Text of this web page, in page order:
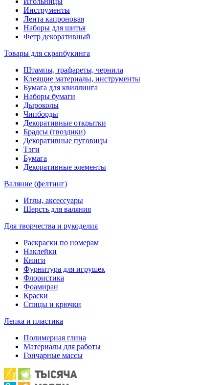
Инструменты
Лента капроновая
Наборы для шитья
Фетр декоративный
Товары для скрапбукинга
Штампы, трафареты, чернила
Клеящие материалы, инструменты
Бумага для квиллинга
Наборы бумаги
Дыроколы
Чипборды
Декоративные открытки
Брадсы (гвоздики)
Декоративные пуговицы
Тэги
Бумага
Декоративные элементы
Валяние (фелтинг)
Иглы, аксессуары
Шерсть для валяния
Для творчества и рукоделия
Раскраски по номерам
Наклейки
Книги
Фурнитура для игрушек
Флористика
Фоамиран
Краски
Спицы и крючки
Лепка и пластика
Полимерная глина
Материалы для работы
Гончарные массы